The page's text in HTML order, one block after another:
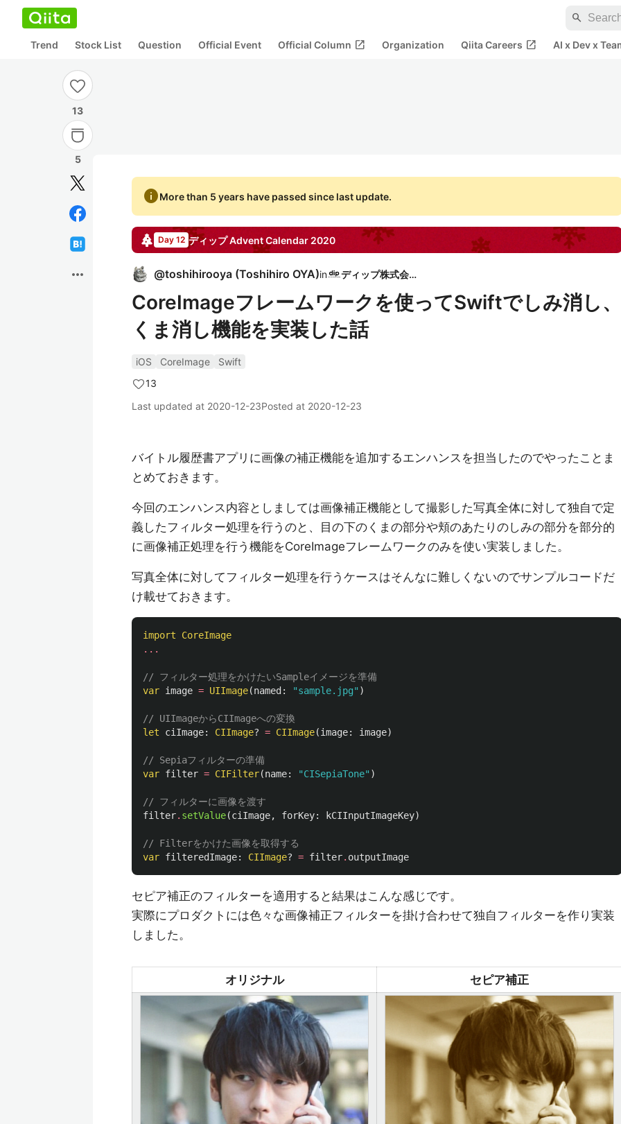
search
Trend Stock List Question Official Event Official Column open_in_new Organization Qiita Careers open_in_new AI x Dev x
13
5
more_horiz
infoMore than 5 years have passed since last update.
Day 12 ディップAdvent Calendar 2020
@toshihirooya (Toshihiro OYA)in ディップ株式会社
CoreImageフレームワークを使ってSwiftでしみ消し、
くま消し機能を実装した話
iOS CoreImage
Swift
13
Last updated at 2020-12-23Posted at 2020-12-23
バイトル履歴書アプリに画像の補正機能を追加するエンハンスを担当したのでやったことま
とめておきます。
今回のエンハンス内容としましては画像補正機能として撮影した写真全体に対して独自で定
義したフィルター処理を行うのと、目の下のくまの部分や頬のあたりのしみの部分を部分的
に画像補正処理を行う機能をCoreImageフレームワークのみを使い実装しました。
写真全体に対してフィルター処理を行うケースはそんなに難しくないのでサンプルコードだ
け載せておきます。
import
CoreImage
...
// フィルター処理をかけたいSampleイメージを準備
var image = UIImage(named : "sample.jpg" )
// UIImageからCIImageへの変換
let
ciImage: CIImage? = CIImage(image: image)
// Sepiaフィルターの準備
var filter = CIFilter(name: "CISepiaTone" )
// フィルターに画像を渡す
filter. setValue(ciImage, forKey: kCIInputImageKey)
// Filterをかけた画像を取得する
var filteredImage: CIImage? = filter. outputImage
セピア補正のフィルターを適用すると結果はこんな感じです。
実際にプロダクトには色々な画像補正フィルターを掛け合わせて独自フィルターを作り実装
しました。
オリジナル セピア補正